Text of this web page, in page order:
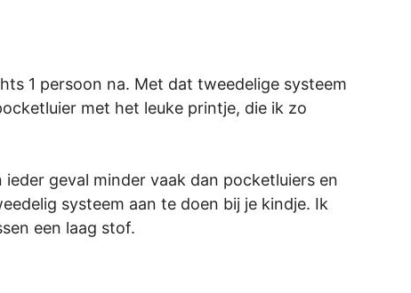
1 persoon na. Met dat tweedelige systeem
met het leuke printje, die ik zo
geval minder vaak dan pocketluiers en
systeem aan te doen bij je kindje. Ik
een laag stof.